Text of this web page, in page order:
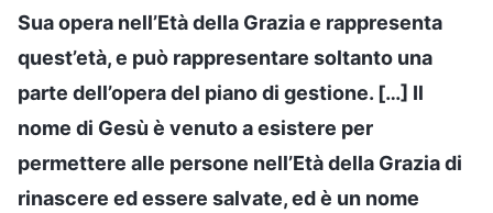
Sua opera nell’Età della Grazia e rappresenta
quest’età, e può rappresentare soltanto una
parte dell’opera del piano di gestione. […] Il
nome di Gesù è venuto a esistere per
permettere alle persone nell’Età della Grazia di
rinascere ed essere salvate, ed è un nome